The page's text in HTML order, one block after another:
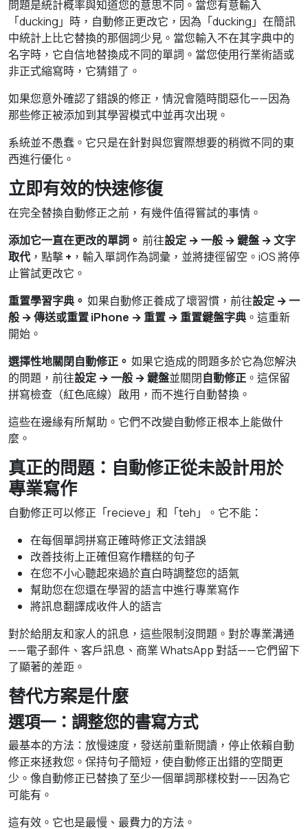
問題是統計概率與知道您的意思不同。當您有意輸入
「ducking」時，自動修正更改它，因為「ducking」在簡訊
中統計上比它替換的那個詞少見。當您輸入不在其字典中的
名字時，它自信地替換成不同的單詞。當您使用行業術語或
非正式縮寫時，它猜錯了。
如果您意外確認了錯誤的修正，情況會隨時間惡化——因為
那些修正被添加到其學習模式中並再次出現。
系統並不愚蠢。它只是在針對與您實際想要的稍微不同的東
西進行優化。
立即有效的快速修復
在完全替換自動修正之前，有幾件值得嘗試的事情。
添加它一直在更改的單詞。 前往設定 → 一般 → 鍵盤 → 文字
取代，點擊+ ，輸入單詞作為詞彙，並將捷徑留空。iOS 將停
止嘗試更改它。
重置學習字典。 如果自動修正養成了壞習慣，前往設定 → 一
般 → 傳送或重置 iPhone → 重置 → 重置鍵盤字典 。這重新
開始。
選擇性地關閉自動修正。 如果它造成的問題多於它為您解決
的問題，前往設定 → 一般 → 鍵盤並關閉自動修正 。這保留
拼寫檢查（紅色底線）啟用，而不進行自動替換。
這些在邊緣有所幫助。它們不改變自動修正根本上能做什
麼。
真正的問題：自動修正從未設計用於
專業寫作
自動修正可以修正「recieve」和「teh」。它不能：
在每個單詞拼寫正確時修正文法錯誤
改善技術上正確但寫作糟糕的句子
在您不小心聽起來過於直白時調整您的語氣
幫助您在您還在學習的語言中進行專業寫作
將訊息翻譯成收件人的語言
對於給朋友和家人的訊息，這些限制沒問題。對於專業溝通
——電子郵件、客戶訊息、商業 WhatsApp 對話——它們留下
了顯著的差距。
替代方案是什麼
選項一：調整您的書寫方式
最基本的方法：放慢速度，發送前重新閱讀，停止依賴自動
修正來拯救您。保持句子簡短，使自動修正出錯的空間更
少。像自動修正已替換了至少一個單詞那樣校對——因為它
可能有。
這有效。它也是最慢、最費力的方法。